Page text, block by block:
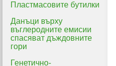
Пластмасовите бутилки
Данъци върху
въглеродните емисии
спасяват дъждовните
гори
Генетично-